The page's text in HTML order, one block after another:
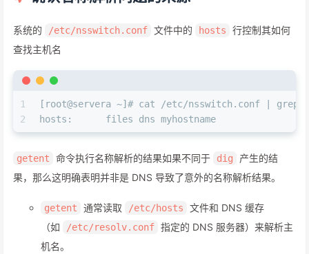
系统的 /etc/nsswitch.conf 文件中的 hosts
行控制其如何
查找主机名
1
2
[root@servera ~]# cat /etc/nsswitch.conf | grep
hosts:      files dns myhostname
getent 命令执行名称解析的结果如果不同于 dig
产生的结
果，那么这明确表明并非是 DNS 导致了意外的名称解析结果。
getent 通常读取 /etc/hosts
文件和 DNS 缓存
（如
/etc/resolv.conf 指定的 DNS 服务器）来解析主
机名。